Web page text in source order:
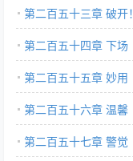
第二百五十三章 破开！
第二百五十四章 下场
第二百五十五章 妙用
第二百五十六章 温馨
第二百五十七章 警觉